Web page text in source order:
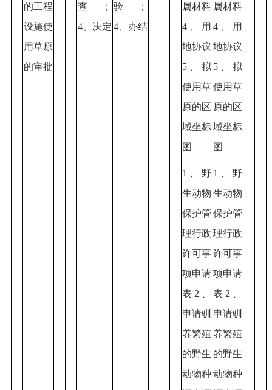
的工程
设施使
用草原
的审批
查；
4、决定
验；
4、办结
属材料
4、用
地协议
5、拟
使用草
原的区
域坐标
图
属材料
4、用
地协议
5、拟
使用草
原的区
域坐标
图
1、野
生动物
保护管
理行政
许可事
项申请
表2、
申请驯
养繁殖
的野生
动物种
1、野
生动物
保护管
理行政
许可事
项申请
表2、
申请驯
养繁殖
的野生
动物种